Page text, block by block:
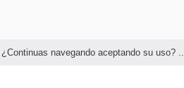
navegando aceptando su uso? ..